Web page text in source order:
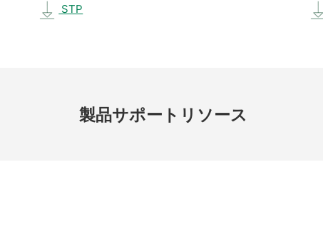
STP
製品サポート リソース